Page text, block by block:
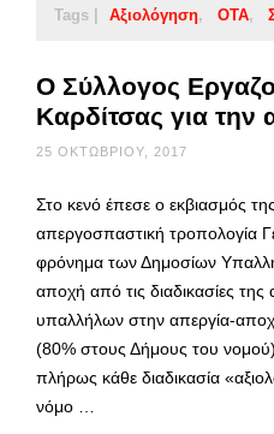
Tags | Αξιολόγηση ΟΤΑ
Ο Σύλλογος
Καρδίτσας για την
25 ΟΚΤΩΒΡΊΟΥ, 2017
Στο κενό έπεσε ο εκβιασμός
απεργοσπαστική τροπολογία
φρόνημα των Δημοσίων
αποχή από τις διαδικασίες
υπαλλήλων στην απεργία-
(80% στους Δήμους του
πλήρως κάθε διαδικασία
νόμο …